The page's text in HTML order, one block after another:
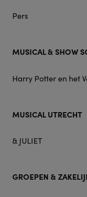
Pers
MUSICAL & SHOW
Harry Potter en het
MUSICAL UTRECHT
& JULIET
GROEPEN &